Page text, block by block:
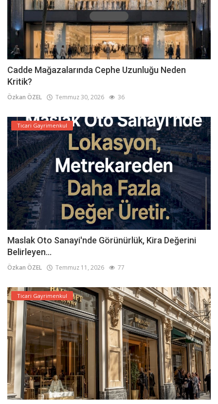
Cadde Mağazalarında Cephe Uzunluğu Neden
Kritik?
Özkan ÖZEL Temmuz 30, 2026 36
Ticari Gayrimenkul
Maslak Oto Sanayi'nde Görünürlük, Kira Değerini
Belirleyen...
Özkan ÖZEL Temmuz 11, 2026 77
Ticari Gayrimenkul